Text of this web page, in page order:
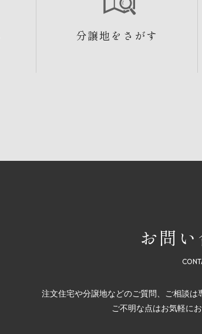
分譲地をさがす
お問
注文住宅や分譲地などのご質問、ご相談は
ご不明な点はお気軽に